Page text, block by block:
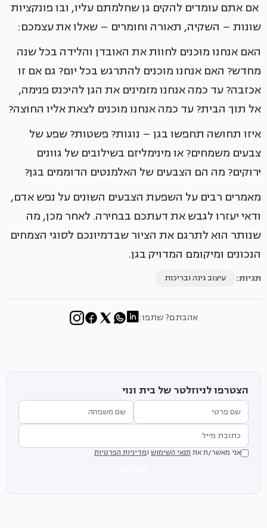
אם אתם עומדים להקים גן שחלמתם עליו, ובו פונקציות
שונות – השקיה, תאורה וחומרים – שאלו את עצמכם:
האם אנחנו מוכנים לחוות את האובדן והלידה בכל שנה
מחדש? האם אנחנו מוכנים להתרגש בכל יום? גם אם זו
אכזבה? עד כמה אנחנו מזמינים את הגן להיכנס פנימה,
אל תוך הבית? עד כמה אנחנו מוכנים לצאת אליו החוצה?
איזו תחושה תחפשו בגן – נוגות? פשטות? שפע של
צבעים משמחים? או מינימליזם בשילובים של גוונים
ירוקים? מה הם הצבעים של האלמנטים הדוממים בגן?
מאמרים רבים על השפעת הצבעים השונים על נפש אדם,
ודאי יעזרו לגבש את דעתכם בבחירה. לאחר מכן, מה
שנותר הוא לתרגם את הציור שבדמיונכם לסוגי הצמחים
הנכונים ומיקומם המדויק בגן.
תגיות: עיצוב גינה ובריכות
אהבתם? שתפו:
הצטרפו לניוזלטר של בית ונוי
אני מאשר/ת את תנאי השימוש ומדיניות הפרטיות